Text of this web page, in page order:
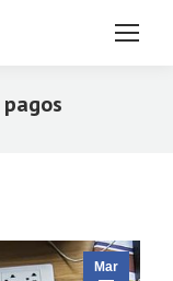
pagos
Mar